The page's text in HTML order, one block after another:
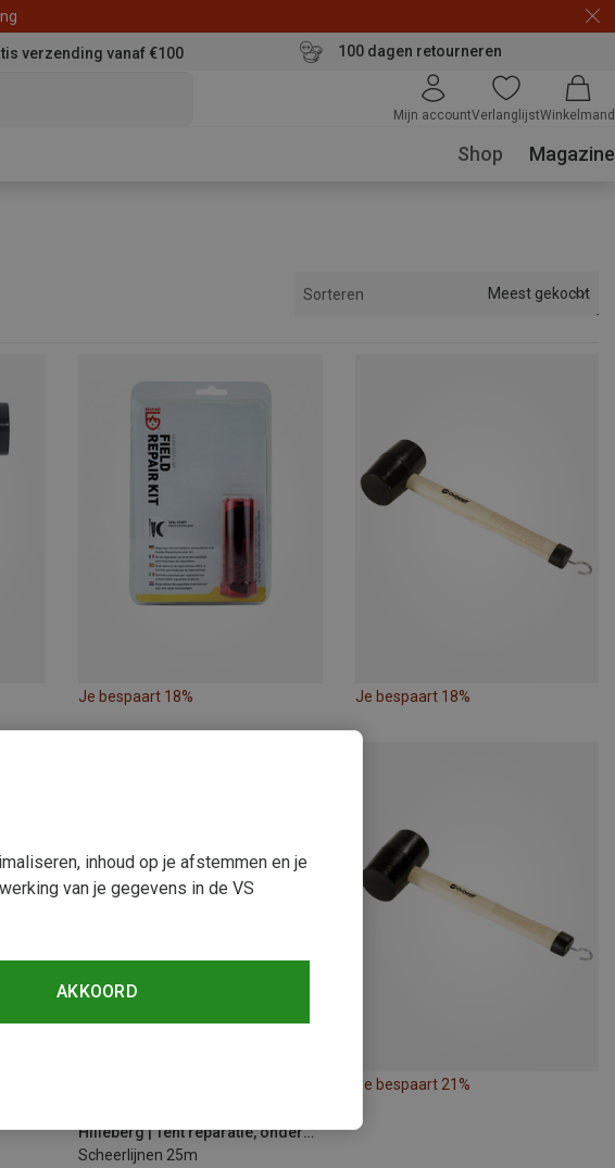
verzending vanaf €100 100 dagen retourneren
Mijn accountVerlanglijstWinkelmand
Shop Magazine
Sorteren Meest gekocht
Je bespaart 18% Je bespaart 18%
Hilleberg | Tent reparatie, onderhoud & accessoires
Scheerlijnen 25m
Je bespaart 21%
inhoud op je afstemmen en je
van je gegevens in de VS
AKKOORD